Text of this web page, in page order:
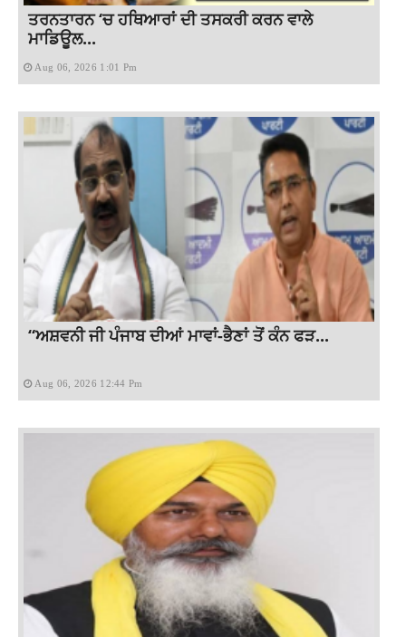
ਤਰਨਤਾਰਨ ‘ਚ ਹਥਿਆਰਾਂ ਦੀ ਤਸਕਰੀ ਕਰਨ ਵਾਲੇ
ਮਾਡਿਊਲ...
Aug 06, 2026 1:01 Pm
“ਅਸ਼ਵਨੀ ਜੀ ਪੰਜਾਬ ਦੀਆਂ ਮਾਵਾਂ-ਭੈਣਾਂ ਤੋਂ ਕੰਨ ਫੜ...
Aug 06, 2026 12:44 Pm